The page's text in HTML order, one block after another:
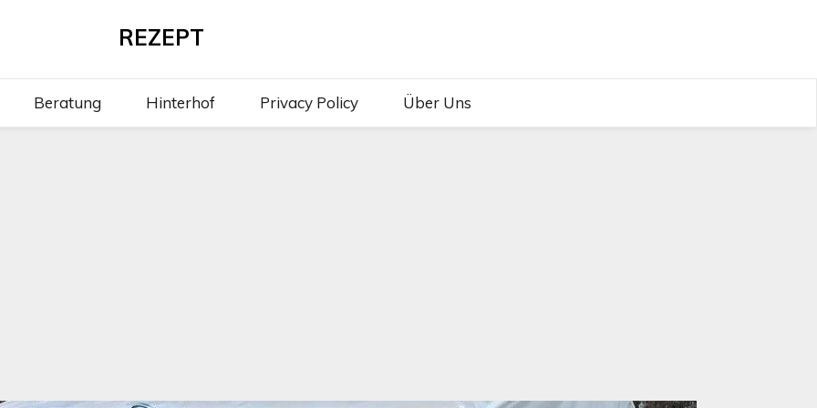
REZEPT
Beratung Hinterhof Privacy Policy Über Uns